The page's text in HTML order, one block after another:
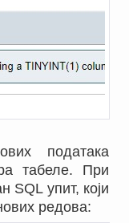
података
табеле. При
SQL упит, који
редова: